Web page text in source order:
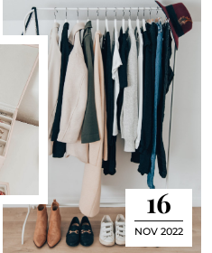
16
NOV 2022